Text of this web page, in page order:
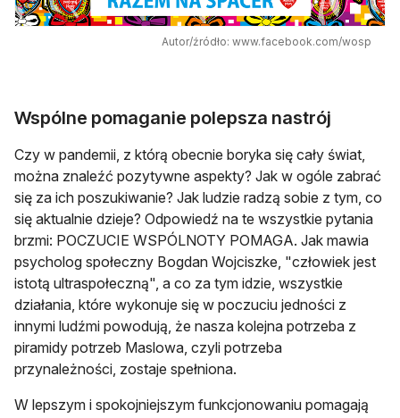
Autor/źródło: www.facebook.com/wosp
Wspólne pomaganie polepsza nastrój
Czy w pandemii, z którą obecnie boryka się cały świat,
można znaleźć pozytywne aspekty? Jak w ogóle zabrać
się za ich poszukiwanie? Jak ludzie radzą sobie z tym, co
się aktualnie dzieje? Odpowiedź na te wszystkie pytania
brzmi: POCZUCIE WSPÓLNOTY POMAGA. Jak mawia
psycholog społeczny Bogdan Wojciszke, "człowiek jest
istotą ultraspołeczną", a co za tym idzie, wszystkie
działania, które wykonuje się w poczuciu jedności z
innymi ludźmi powodują, że nasza kolejna potrzeba z
piramidy potrzeb Maslowa, czyli potrzeba
przynależności, zostaje spełniona.
W lepszym i spokojniejszym funkcjonowaniu pomagają